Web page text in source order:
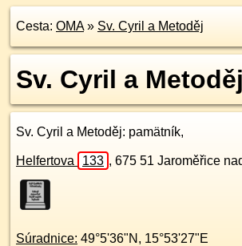
Cesta: OMA» Sv. Cyril a Metoděj
Sv. Cyril a Metoděj
Sv. Cyril a Metoděj: pamätník,
Helfertova 133 , 675 51 Jaroměřice
Súradnice: 49°5'36"N , 15°53'27"E